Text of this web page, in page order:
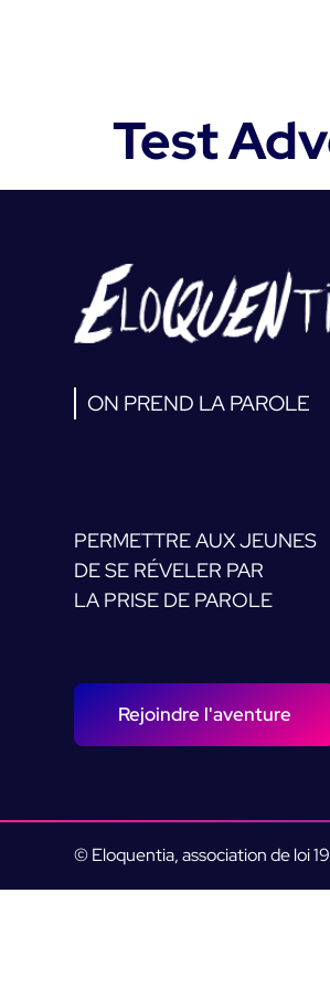
Test
ON PREND LA PAROLE
PERMETTRE AUX JEUNES
DE SE RÉVELER PAR
LA PRISE DE PAROLE
Rejoindre l'aventure
© Eloquentia, association de loi